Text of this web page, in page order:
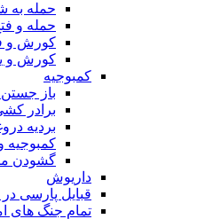
حمله
حمله و
کورش و
کورش و
کمبوجیه
باز جستن
برادر
بردیه
کمبوجیه
گشودن
داریوش
قبایل پارسی
تمام جنگ های